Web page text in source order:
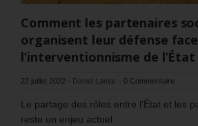
Comment les partenaires
organisent leur défense
l’interventionnisme de l’État
22 juillet 2022 - Daniel Lamar - 0 Commentaire
Le partage des rôles entre l’État et les
reste un enjeu actuel